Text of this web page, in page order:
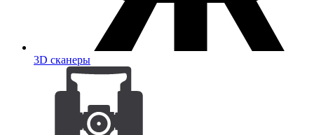
3D сканеры